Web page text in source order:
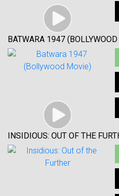
BATWARA 1947
INSIDIOUS: OUT OF THE